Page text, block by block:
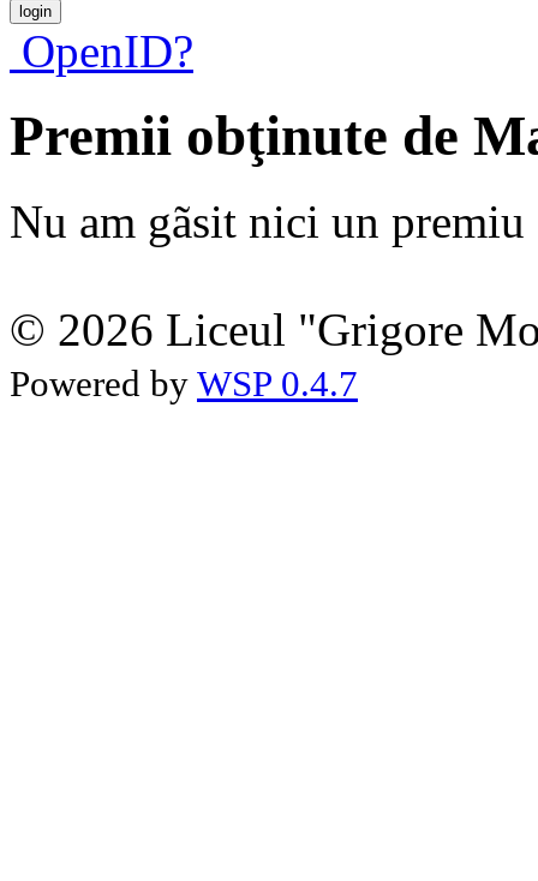
OpenID?
Premii obţinute de
Nu am gãsit nici un premiu
© 2026 Liceul "Grigore
Powered by WSP 0.4.7